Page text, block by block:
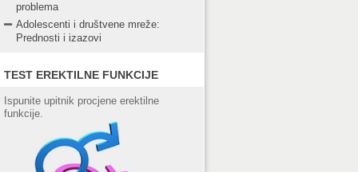
problema
Adolescenti i društvene mreže:
Prednosti i izazovi
TEST EREKTILNE FUNKCIJE
Ispunite upitnik procjene erektilne
funkcije.